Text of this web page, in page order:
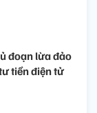
đoạn lừa đảo
tiền điện tử